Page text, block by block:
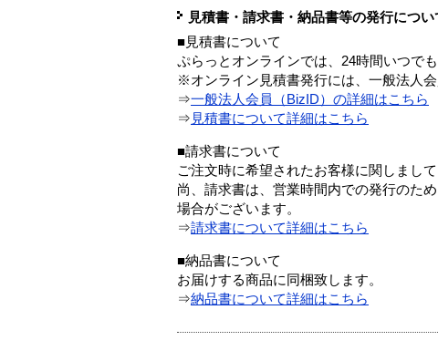
見積書・請求書・納品書等の発行につい
■見積書について
ぷらっとオンラインでは、24時間いつで
※オンライン見積書発行には、一般法人
⇒一般法人会員（BizID）の詳細はこちら
⇒ 見積書について詳細はこちら
■請求書について
ご注文時に希望されたお客様に関しまし
尚、請求書は、営業時間内での発行のた
場合がございます。
⇒請求書について詳細はこちら
■納品書について
お届けする商品に同梱致します。
⇒納品書について詳細はこちら